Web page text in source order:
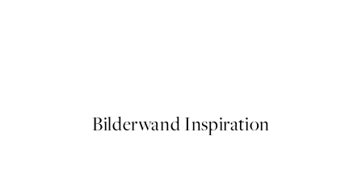
Bilderwand Inspiration